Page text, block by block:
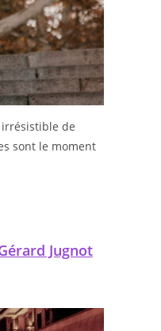
irrésistible de
sont le moment
Jugnot